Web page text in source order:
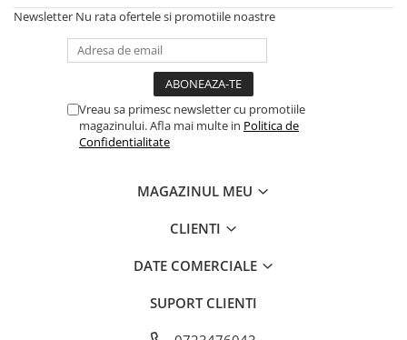
Newsletter Nu rata ofertele si promotiile noastre
Vreau sa primesc newsletter cu promotiile
magazinului. Afla mai multe in Politica de
Confidentialitate
MAGAZINUL MEU
CLIENTI
DATE COMERCIALE
SUPORT CLIENTI